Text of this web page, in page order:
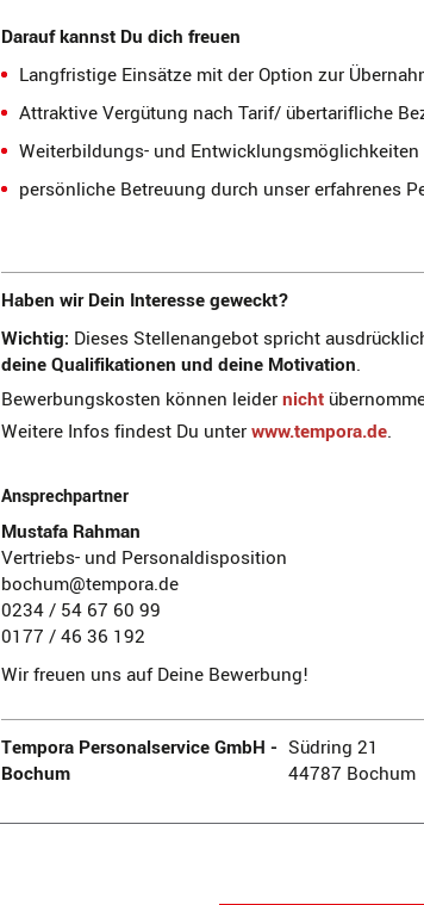
Darauf kannst Du dich freuen
Langfristige Einsätze mit der Option zur
Attraktive Vergütung nach Tarif/ übertarifliche
Weiterbildungs- und Entwicklungsmöglichkeiten
persönliche Betreuung durch unser erfahrenes
Haben wir Dein Interesse geweckt?
Wichtig: Dieses Stellenangebot spricht
deine Qualifikationen und deine Motivation.
Bewerbungskosten können leidernicht
Weitere Infos findest Du unterwww.tempora.de.
Ansprechpartner
Mustafa Rahman
Vertriebs- und Personaldisposition
bochum@tempora.de
0234 / 54 67 60 99
0177 / 46 36 192
Wir freuen uns auf Deine Bewerbung!
Tempora Personalservice GmbH -
Bochum
Südring 21
44787 Bochum